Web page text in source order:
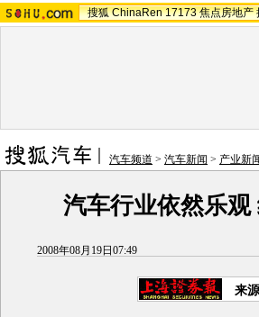
搜狐 ChinaRen 17173 焦点房地产
汽车频道 > 汽车新闻 > 产业新
汽车行业依然乐
2008年08月19日07:49
来